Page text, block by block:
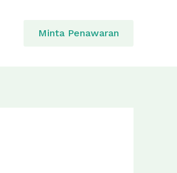
Minta Penawaran